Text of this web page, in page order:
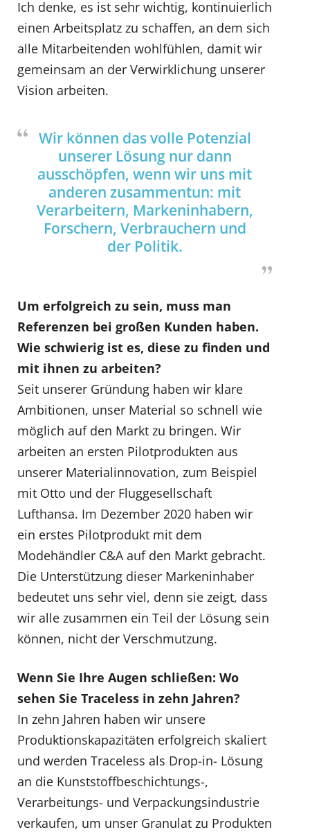
Ich denke, es ist sehr wichtig, kontinuierlich
einen Arbeitsplatz zu schaffen, an dem sich
alle Mitarbeitenden wohlfühlen, damit wir
gemeinsam an der Verwirklichung unserer
Vision arbeiten.
Wir können das volle Potenzial
unserer Lösung nur dann
ausschöpfen, wenn wir uns mit
anderen zusammentun: mit
Verarbeitern, Markeninhabern,
Forschern, Verbrauchern und
der Politik.
Um erfolgreich zu sein, muss man
Referenzen bei großen Kunden haben.
Wie schwierig ist es, diese zu finden und
mit ihnen zu arbeiten?
Seit unserer Gründung haben wir klare
Ambitionen, unser Material so schnell wie
möglich auf den Markt zu bringen. Wir
arbeiten an ersten Pilotprodukten aus
unserer Materialinnovation, zum Beispiel
mit Otto und der Fluggesellschaft
Lufthansa. Im Dezember 2020 haben wir
ein erstes Pilotprodukt mit dem
Modehändler C&A auf den Markt gebracht.
Die Unterstützung dieser Markeninhaber
bedeutet uns sehr viel, denn sie zeigt, dass
wir alle zusammen ein Teil der Lösung sein
können, nicht der Verschmutzung.
Wenn Sie Ihre Augen schließen: Wo
sehen Sie Traceless in zehn Jahren?
In zehn Jahren haben wir unsere
Produktionskapazitäten erfolgreich skaliert
und werden Traceless als Drop-in- Lösung
an die Kunststoffbeschichtungs-,
Verarbeitungs- und Verpackungsindustrie
verkaufen, um unser Granulat zu Produkten